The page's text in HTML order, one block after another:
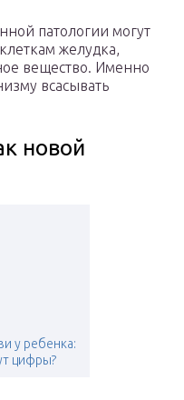
патологии могут
желудка,
вещество. Именно
всасывать
новой
у ребенка:
цифры?